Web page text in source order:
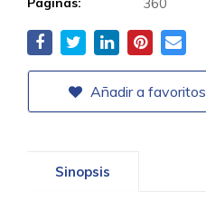
Añadir a favoritos
Sinopsis